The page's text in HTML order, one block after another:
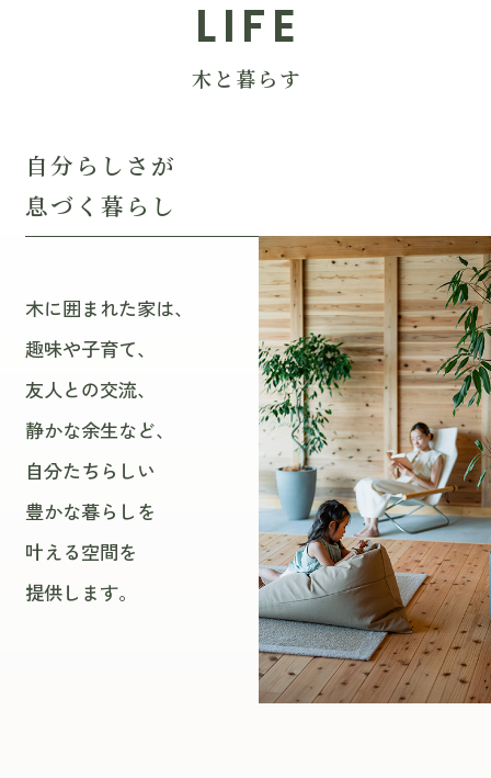
LIFE
木と暮らす
自分らしさが
息づく暮らし
木に囲まれた家は、
趣味や子育て、
友人との交流、
静かな余生など、
自分たちらしい
豊かな暮らしを
叶える空間を
提供します。